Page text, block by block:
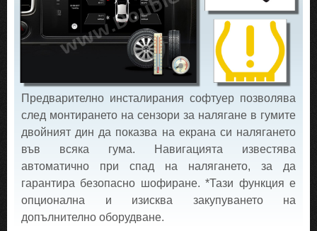
Предварително инсталирания софтуер позволява
след монтирането на сензори за налягане в гумите
двойният дин да показва на екрана си налягането
във всяка гума. Навигацията известява
автоматично при спад на налягането, за да
гарантира безопасно шофиране. *Тази функция е
опционална и изисква закупуването на
допълнително оборудване.